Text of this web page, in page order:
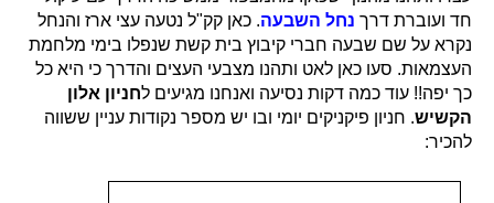
חד ועוברת דרך נחל השבעה. כאן קק"ל נטעה עצי ארז והנחל
נקרא על שם שבעה חברי קיבוץ בית קשת שנפלו בימי מלחמת
העצמאות. סעו כאן לאט ותהנו מצבעי העצים והדרך כי היא כל
כך יפה!! עוד כמה דקות נסיעה ואנחנו מגיעים לחניון אלון
הקשיש. חניון פיקניקים יומי ובו יש מספר נקודות עניין ששווה
להכיר: